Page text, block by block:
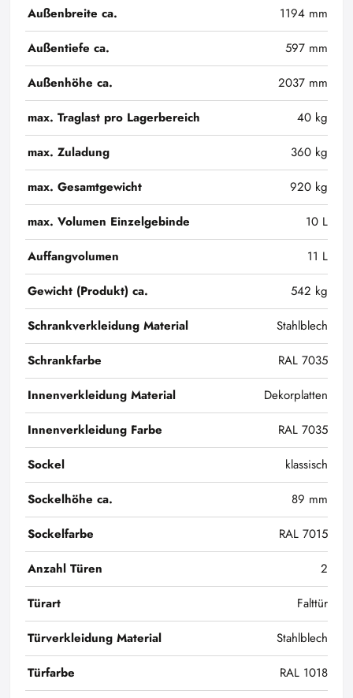
Außenbreite ca.
1194 mm
Außentiefe ca.
597 mm
Außenhöhe ca.
2037 mm
max. Traglast pro Lagerbereich
40 kg
max. Zuladung
360 kg
max. Gesamtgewicht
920 kg
max. Volumen Einzelgebinde
10 L
Auffangvolumen
11 L
Gewicht (Produkt) ca.
542 kg
Schrankverkleidung Material
Stahlblech
Schrankfarbe
RAL 7035
Innenverkleidung Material
Dekorplatten
Innenverkleidung Farbe
RAL 7035
Sockel
klassisch
Sockelhöhe ca.
89 mm
Sockelfarbe
RAL 7015
Anzahl Türen
2
Türart
Falttür
Türverkleidung Material
Stahlblech
Türfarbe
RAL 1018